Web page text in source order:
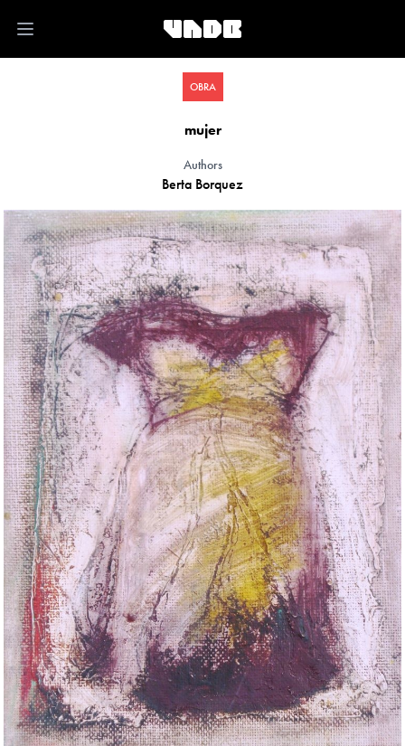
Open main menu
OBRA
mujer
Authors
Berta Borquez